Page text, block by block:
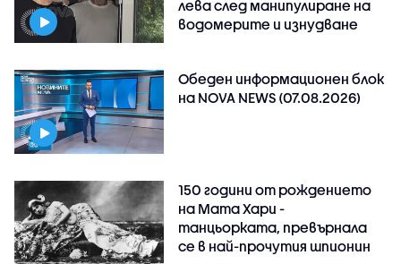
лева след манипулиране на
водомерите и изнудване
Обеден информационен блок
на NOVA NEWS (07.08.2026)
150 години от рождението
на Мата Хари -
танцьорката, превърнала
се в най-прочутия шпионин